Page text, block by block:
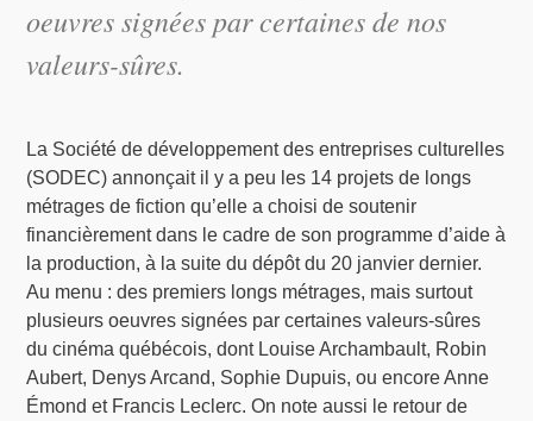
oeuvres signées par certaines de nos
valeurs-sûres.
La Société de développement des entreprises culturelles
(SODEC) annonçait il y a peu les 14 projets de longs
métrages de fiction qu’elle a choisi de soutenir
financièrement dans le cadre de son programme d’aide à
la production, à la suite du dépôt du 20 janvier dernier.
Au menu : des premiers longs métrages, mais surtout
plusieurs oeuvres signées par certaines valeurs-sûres
du cinéma québécois, dont Louise Archambault, Robin
Aubert, Denys Arcand, Sophie Dupuis, ou encore Anne
Émond et Francis Leclerc. On note aussi le retour de